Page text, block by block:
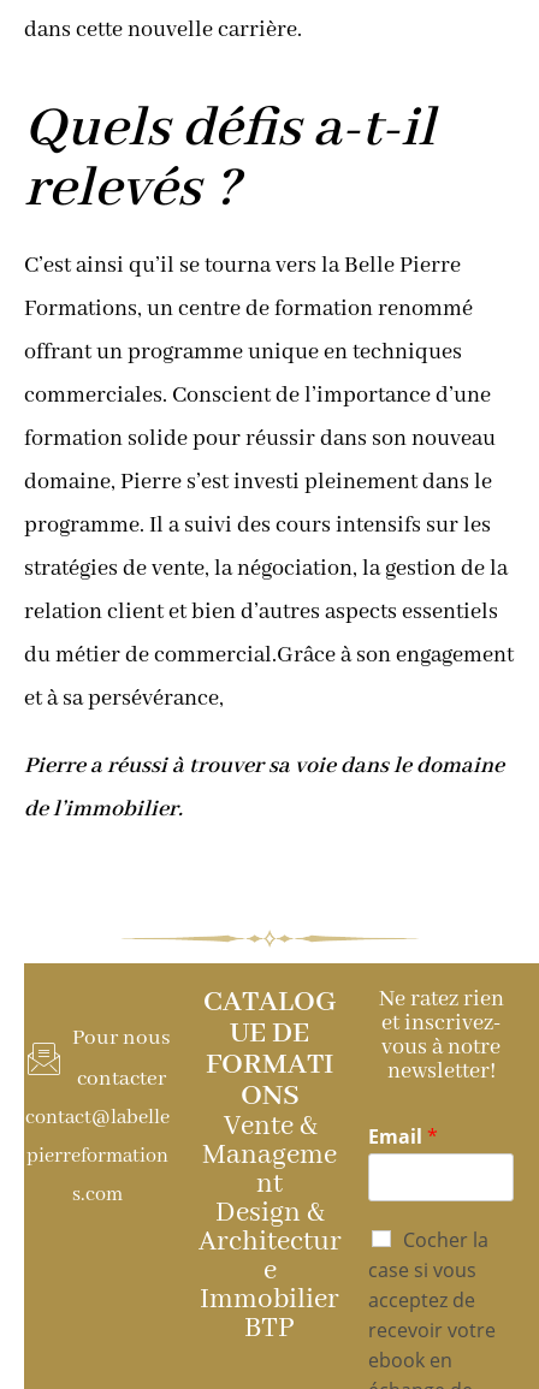
dans cette nouvelle carrière.
Quels défis a-t-il
relevés ?
C’est ainsi qu’il se tourna vers la Belle Pierre
Formations, un centre de formation renommé
offrant un programme unique en techniques
commerciales. Conscient de l’importance d’une
formation solide pour réussir dans son nouveau
domaine, Pierre s’est investi pleinement dans le
programme. Il a suivi des cours intensifs sur les
stratégies de vente, la négociation, la gestion de la
relation client et bien d’autres aspects essentiels
du métier de commercial.Grâce à son engagement
et à sa persévérance,
Pierre a réussi à trouver sa voie dans le domaine
de l’immobilier.
Pour nous
contacter
contact@labelle
pierreformation
s.com
CATALOG
UE DE
FORMATI
ONS
Vente &
Manageme
nt
Design &
Architectur
e
Immobilier
BTP
Ne ratez rien
et inscrivez-
vous à notre
newsletter!
Email*
P
o
l
i
t
i
q
Cocher la
case si vous
acceptez de
recevoir votre
ebook en